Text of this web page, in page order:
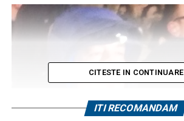
CITESTE IN CONTINUARE
ITI RECOMANDAM